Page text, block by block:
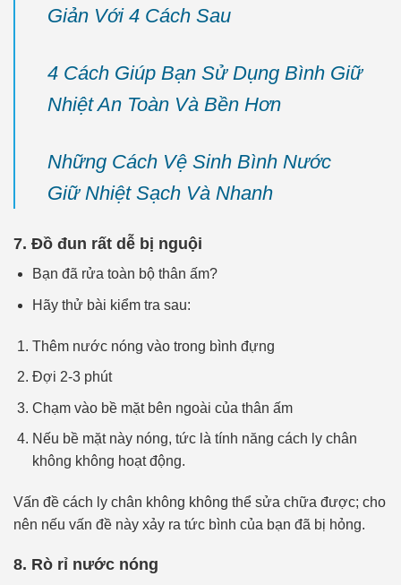
Giản Với 4 Cách Sau
4 Cách Giúp Bạn Sử Dụng Bình Giữ
Nhiệt An Toàn Và Bền Hơn
Những Cách Vệ Sinh Bình Nước
Giữ Nhiệt Sạch Và Nhanh
7. Đồ đun rất dễ bị nguội
Bạn đã rửa toàn bộ thân ấm?
Hãy thử bài kiểm tra sau:
Thêm nước nóng vào trong bình đựng
Đợi 2-3 phút
Chạm vào bề mặt bên ngoài của thân ấm
Nếu bề mặt này nóng, tức là tính năng cách ly chân
không không hoạt động.
Vấn đề cách ly chân không không thể sửa chữa được; cho
nên nếu vấn đề này xảy ra tức bình của bạn đã bị hỏng.
8. Rò rỉ nước nóng